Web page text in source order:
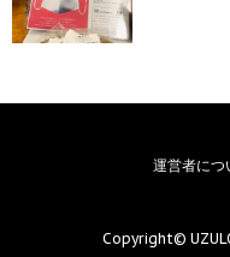
運営者につ
Copyright©